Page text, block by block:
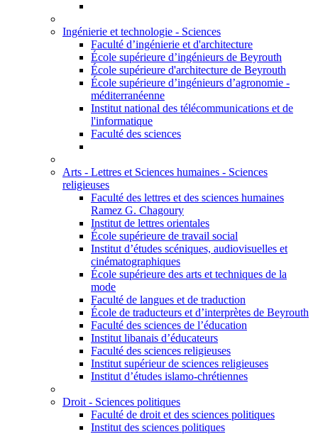
Ingénierie et technologie - Sciences
Faculté d’ingénierie et d'architecture
École supérieure d’ingénieurs de Beyrouth
École supérieure d'architecture de Beyrouth
École supérieure d’ingénieurs d’agronomie -
méditerranéenne
Institut national des télécommunications et de
l'informatique
Faculté des sciences
Arts - Lettres et Sciences humaines - Sciences
religieuses
Faculté des lettres et des sciences humaines
Ramez G. Chagoury
Institut de lettres orientales
École supérieure de travail social
Institut d’études scéniques, audiovisuelles et
cinématographiques
École supérieure des arts et techniques de la
mode
Faculté de langues et de traduction
École de traducteurs et d’interprètes de Beyrouth
Faculté des sciences de l’éducation
Institut libanais d’éducateurs
Faculté des sciences religieuses
Institut supérieur de sciences religieuses
Institut d’études islamo-chrétiennes
Droit - Sciences politiques
Faculté de droit et des sciences politiques
Institut des sciences politiques